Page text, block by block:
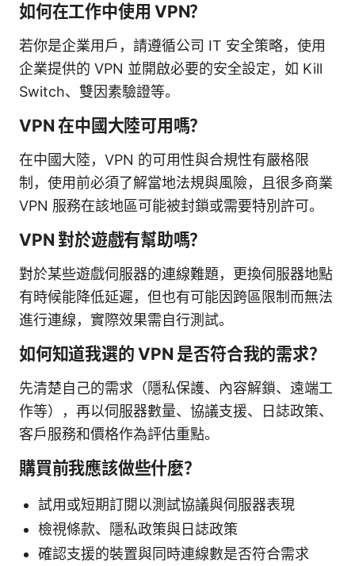
如何在工作中使用 VPN？
若你是企業用戶，請遵循公司 IT 安全策略，使用
企業提供的 VPN 並開啟必要的安全設定，如 Kill
Switch、雙因素驗證等。
VPN 在中國大陸可用嗎？
在中國大陸，VPN 的可用性與合規性有嚴格限
制，使用前必須了解當地法規與風險，且很多商業
VPN 服務在該地區可能被封鎖或需要特別許可。
VPN 對於遊戲有幫助嗎？
對於某些遊戲伺服器的連線難題，更換伺服器地點
有時候能降低延遲，但也有可能因跨區限制而無法
進行連線，實際效果需自行測試。
如何知道我選的 VPN 是否符合我的需求？
先清楚自己的需求（隱私保護、內容解鎖、遠端工
作等），再以伺服器數量、協議支援、日誌政策、
客戶服務和價格作為評估重點。
購買前我應該做些什麼？
試用或短期訂閱以測試協議與伺服器表現
檢視條款、隱私政策與日誌政策
確認支援的裝置與同時連線數是否符合需求